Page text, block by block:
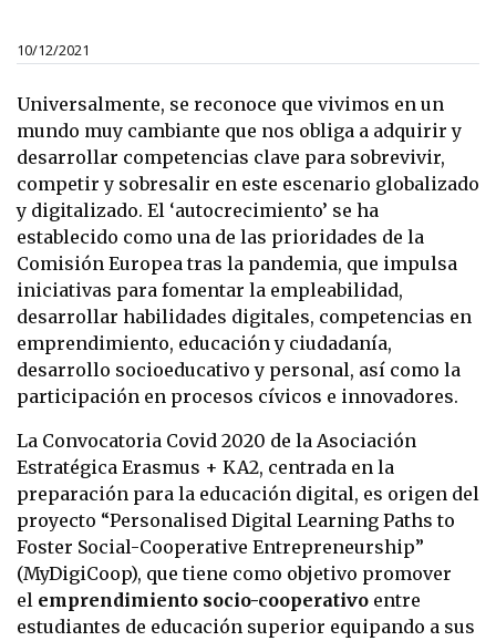
10/12/2021
Universalmente, se reconoce que vivimos en un
mundo muy cambiante que nos obliga a adquirir y
desarrollar competencias clave para sobrevivir,
competir y sobresalir en este escenario globalizado
y digitalizado. El ‘autocrecimiento’ se ha
establecido como una de las prioridades de la
Comisión Europea tras la pandemia, que impulsa
iniciativas para fomentar la empleabilidad,
desarrollar habilidades digitales, competencias en
emprendimiento, educación y ciudadanía,
desarrollo socioeducativo y personal, así como la
participación en procesos cívicos e innovadores.
La Convocatoria Covid 2020 de la Asociación
Estratégica Erasmus + KA2, centrada en la
preparación para la educación digital, es origen del
proyecto “Personalised Digital Learning Paths to
Foster Social-Cooperative Entrepreneurship”
(MyDigiCoop), que tiene como objetivo promover
el emprendimiento socio-cooperativo entre
estudiantes de educación superior equipando a sus